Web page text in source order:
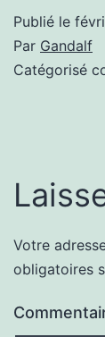
Publié le
Par Gandalf
Catégorisé
Votre
obligatoires